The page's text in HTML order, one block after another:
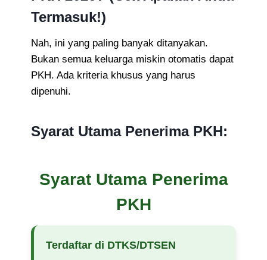
Termasuk!)
Nah, ini yang paling banyak ditanyakan.
Bukan semua keluarga miskin otomatis dapat
PKH. Ada kriteria khusus yang harus
dipenuhi.
Syarat Utama Penerima PKH:
Syarat Utama Penerima
PKH
Terdaftar di DTKS/DTSEN